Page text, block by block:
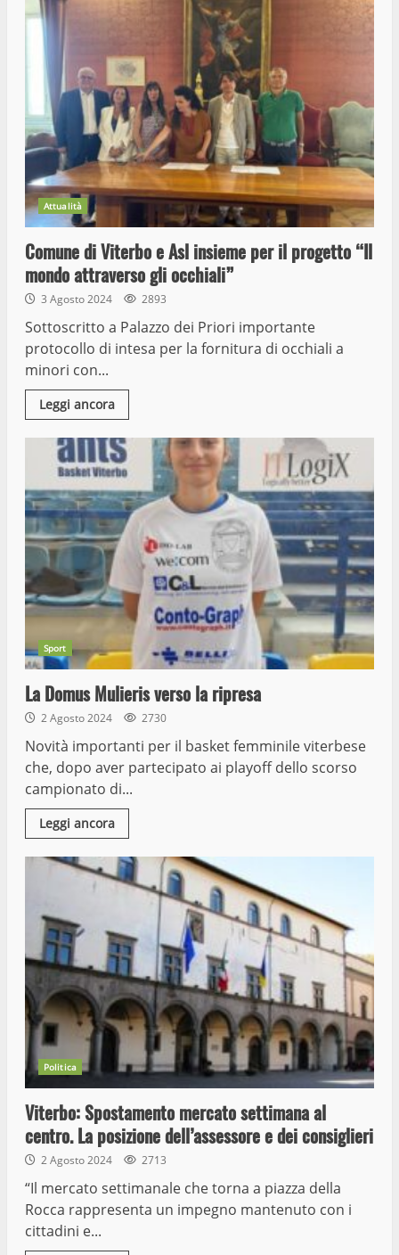
Attualità
Comune di Viterbo e Asl insieme per il progetto “Il
mondo attraverso gli occhiali”
3 Agosto 2024 2893
Sottoscritto a Palazzo dei Priori importante
protocollo di intesa per la fornitura di occhiali a
minori con...
Leggi ancora
Sport
La Domus Mulieris verso la ripresa
2 Agosto 2024 2730
Novità importanti per il basket femminile viterbese
che, dopo aver partecipato ai playoff dello scorso
campionato di...
Leggi ancora
Politica
Viterbo: Spostamento mercato settimana al
centro. La posizione dell’assessore e dei consiglieri
2 Agosto 2024 2713
“Il mercato settimanale che torna a piazza della
Rocca rappresenta un impegno mantenuto con i
cittadini e...